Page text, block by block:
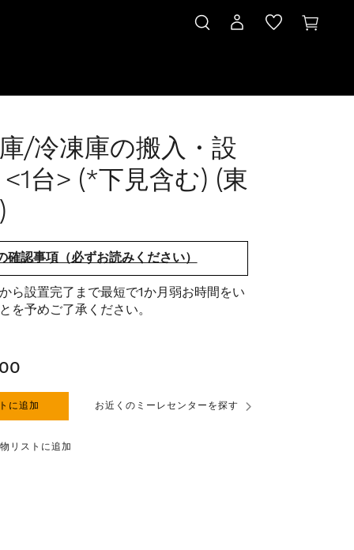
/冷凍庫の搬入・設
<1台> (*下見含む) (東
確認事項（必ずお読みください）
ら設置完了まで最短で1か月弱お時間をい
を予めご了承ください。
に追加 お近くのミーレセンターを探す
リストに追加